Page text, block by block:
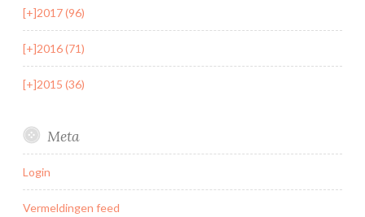
[+]2017 (96)
[+]2016 (71)
[+]2015 (36)
Meta
Login
Vermeldingen feed